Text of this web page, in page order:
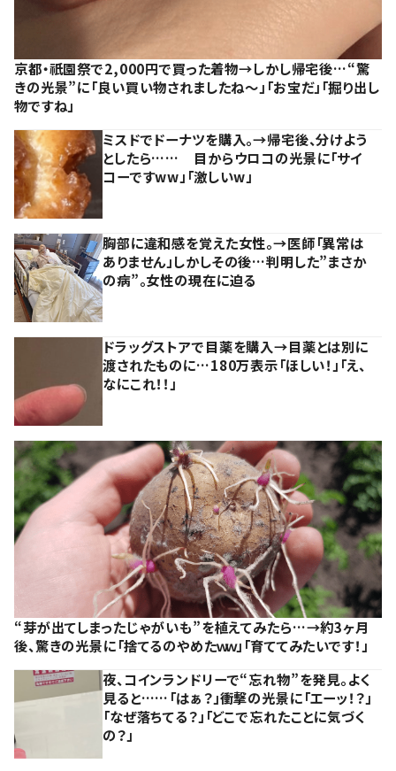
京都・祇園祭で2,000円で買った着物→しかし帰宅後…“驚
きの光景”に「良い買い物されましたね～」「お宝だ」「掘り出し
物ですね」
ミスドでドーナツを購入。→帰宅後、分けよう
としたら…… 目からウロコの光景に「サイ
コーですww」「激しいw」
胸部に違和感を覚えた女性。→医師「異常は
ありません」しかしその後…判明した”まさか
の病”。女性の現在に迫る
ドラッグストアで目薬を購入→目薬とは別に
渡されたものに…180万表示「ほしい！」「え、
なにこれ！！」
“芽が出てしまったじゃがいも”を植えてみたら…→約3ヶ月
後、驚きの光景に「捨てるのやめたｗｗ」「育ててみたいです！」
夜、コインランドリーで“忘れ物”を発見。よく
見ると……「はぁ？」衝撃の光景に「エーッ！？」
「なぜ落ちてる？」「どこで忘れたことに気づく
の？」